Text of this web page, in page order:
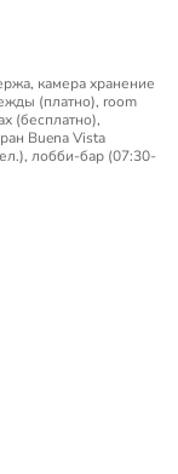
камера хранение
(платно), room
(бесплатно),
Buena Vista
лобби-бар (07:30-